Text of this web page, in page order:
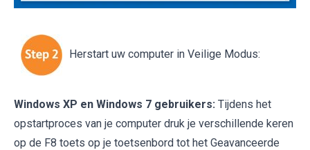
Herstart uw computer in Veilige Modus:
Windows XP en Windows 7 gebruikers: Tijdens het
opstartproces van je computer druk je verschillende keren
op de F8 toets op je toetsenbord tot het Geavanceerde